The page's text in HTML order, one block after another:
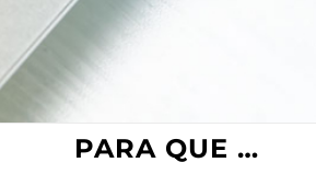
PARA QUE …